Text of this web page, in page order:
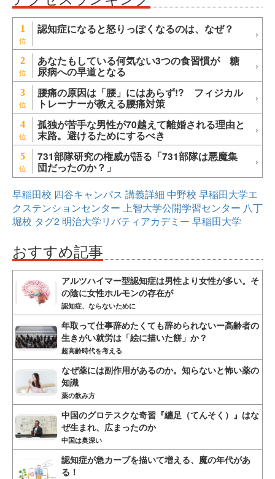
1 認知症になると怒りっぽくなるのは、なぜ？
2 あなたもしている何気ない3つの食習慣が 糖
尿病への早道となる
3 腰痛の原因は「腰」にはあらず!? フィジカル
トレーナーが教える腰痛対策
4 孤独が苦手な男性が70越えて離婚される理由と
末路。避けるためにするべき
5 731部隊研究の権威が語る「731部隊は悪魔集
団だったのか？」
早稲田校 四谷キャンパス 講義詳細 中野校 早稲田大学エ
クステンションセンター 上智大学公開学習センター 八丁
堀校 タグ2 明治大学リバティアカデミー 早稲田大学
おすすめ記事
アルツハイマー型認知症は男性より女性が多い。そ
の陰に女性ホルモンの存在が
認知症、ならないために
年取って仕事辞めたくても辞められないー高齢者の
生きがい就労は「絵に描いた餅」か？
超高齢時代を考える
なぜ薬には副作用があるのか。知らないと怖い薬の
知識
薬の飲み方
中国のグロテスクな奇習『纏足（てんそく）』はな
ぜ生まれ、広まったのか
中国は奥深い
認知症が急カーブを描いて増える、魔の年代があ
る！